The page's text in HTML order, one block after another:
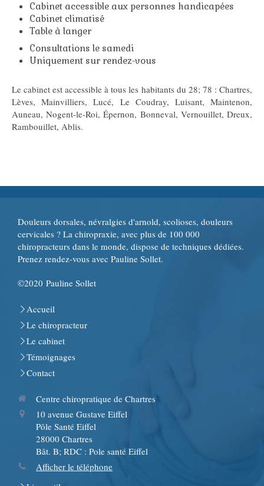
Cabinet accessible aux personnes handicapées
Cabinet climatisé
Table à langer
Consultations le samedi
Uniquement sur rendez-vous
Le cabinet est accessible à tous les habitants du 28; 78 : Chartres,
Lèves, Mainvilliers, Lucé, Le Coudray, Luisant, Maintenon,
Auneau, Nogent-le-Roi, Épernon, Bonneval, Vernouillet, Dreux,
Rambouillet, Ablis.
Douleurs dorsales, névralgies d'arnold, scolioses, douleurs
cervicales ? La chiropraxie, avec plus de 100 000
chiropracteurs dans le monde, dispose de techniques dédiées.
Prenez rendez-vous avec Pauline Sollet.
©2020 Pauline Sollet
Accueil
Le chiropracteur
Le cabinet
Témoignages
Contact
Centre chiropratique de Chartres
10 avenue Gustave Eiffel
Pôle Santé Eiffel
28000 Chartres
Bât. B; RDC : Pole santé Eiffel
Afficher le téléphone